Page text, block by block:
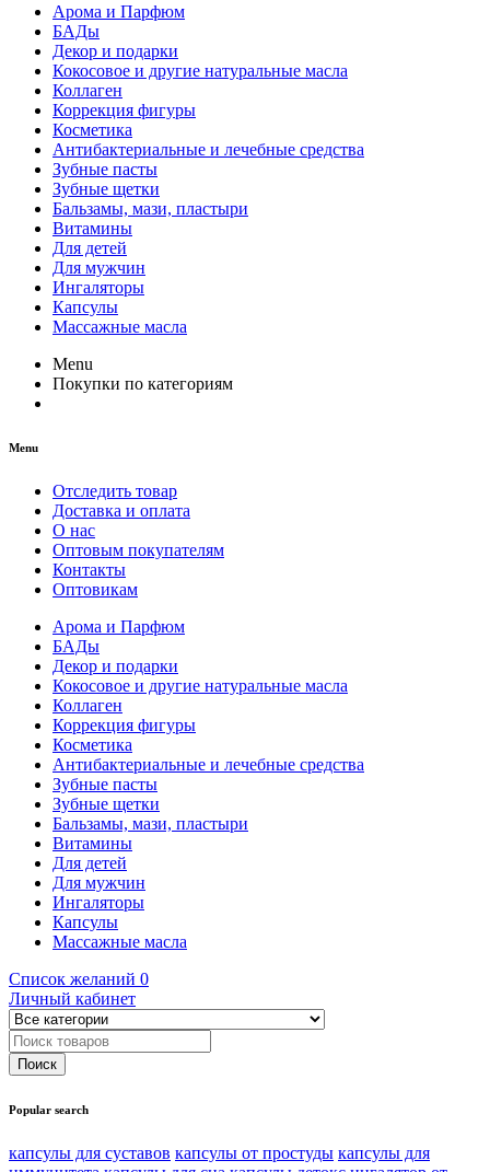
Арома и Парфюм
БАДы
Декор и подарки
Кокосовое и другие натуральные масла
Коллаген
Коррекция фигуры
Косметика
Антибактериальные и лечебные средства
Зубные пасты
Зубные щетки
Бальзамы, мази, пластыри
Витамины
Для детей
Для мужчин
Ингаляторы
Капсулы
Массажные масла
Menu
Покупки по категориям
Menu
Отследить товар
Доставка и оплата
О нас
Оптовым покупателям
Контакты
Оптовикам
Арома и Парфюм
БАДы
Декор и подарки
Кокосовое и другие натуральные масла
Коллаген
Коррекция фигуры
Косметика
Антибактериальные и лечебные средства
Зубные пасты
Зубные щетки
Бальзамы, мази, пластыри
Витамины
Для детей
Для мужчин
Ингаляторы
Капсулы
Массажные масла
Список желаний 0
Личный кабинет
Popular search
капсулы для суставов капсулы от простуды капсулы для